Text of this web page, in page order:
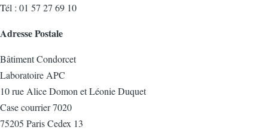
Tél : 01 57 27 69 10
Adresse Postale
Bâtiment Condorcet
Laboratoire APC
10 rue Alice Domon et Léonie Duquet
Case courrier 7020
75205 Paris Cedex 13